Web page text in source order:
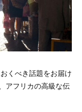
くべき話題をお届け
アフリカの高級な伝